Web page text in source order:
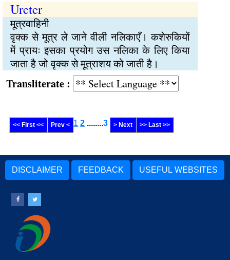
Ureter
मूत्रवाहिनी
वृक्क से मूत्र ले जाने वीली नलिकाएँ। कशेरुकियों
में प्रायः इसका प्रयोग उस नलिका के लिए किया
जाता है जो वृक्क से मूत्राशय को जाती है।
:
<< First << Prev < 1 2 ........3 > Next >> Last >>
DISCLAIMER FEEDBACK USEFUL WEBSITES